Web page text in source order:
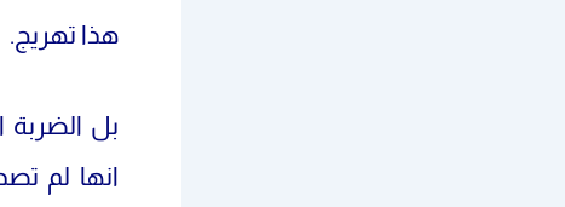
هذا تهريج.
بل الضربة
انها لم